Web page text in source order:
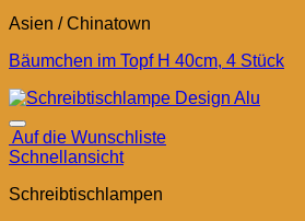
Asien / Chinatown
Bäumchen im Topf H 40cm, 4 Stück
Auf die Wunschliste
Schnellansicht
Schreibtischlampen